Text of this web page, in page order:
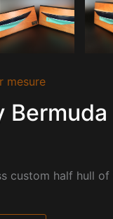
mesure
custom half hull